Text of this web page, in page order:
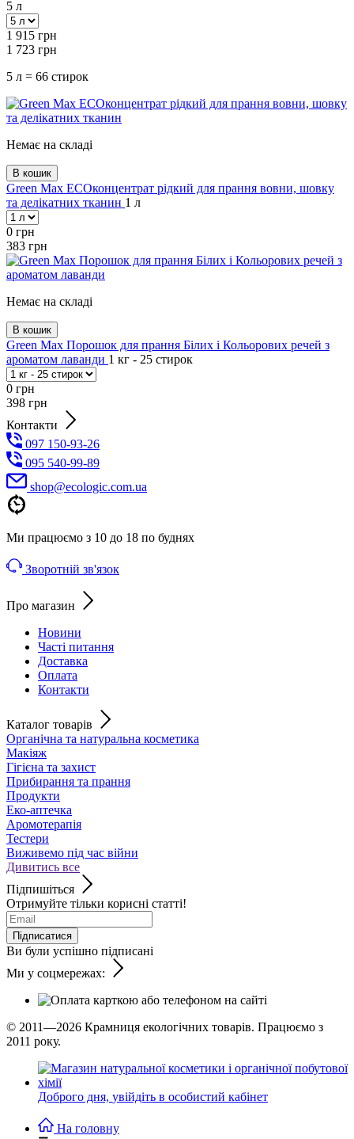
5 л
1 915 грн
1 723 грн
5 л = 66 стирок
Немає на складі
В кошик
Green Max ECOконцентрат рідкий для прання вовни, шовку
та делікатних тканин 1 л
0 грн
383 грн
Немає на складі
В кошик
Green Max Порошок для прання Білих і Кольорових речей з
ароматом лаванди 1 кг - 25 стирок
0 грн
398 грн
Контакти
097 150-93-26
095 540-99-89
shoр@ecologic.com.ua
Ми працюємо з 10 до 18 по буднях
Зворотній зв'язок
Про магазин
Новини
Часті питання
Доставка
Оплата
Контакти
Каталог товарів
Органічна та натуральна косметика
Макіяж
Гігієна та захист
Прибирання та прання
Продукти
Еко-аптечка
Аромотерапія
Тестери
Виживемо під час війни
Дивитись все
Підпишіться
Отримуйте тільки корисні статті!
Підписатися
Ви були успішно підписані
Ми у соцмережах:
© 2011—2026 Крамниця екологічних товарів. Працюємо з
2011 року.
Доброго дня, увійдіть в особистий кабінет
На головну